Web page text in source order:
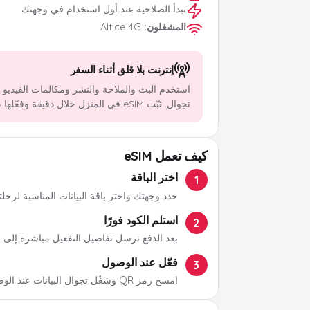
تبدأ الصلاحية عند أول استخدام في وجهتك
المشغلون:
Altice 4G
إنترنت بلا قلق أثناء السفر
استخدم البث والملاحة والنشر ومكالمات
تجوال. ثبّت eSIM في المنزل خلال دقيقة وفعّلها عند الوصول.
كيف تعمل eSIM
1 اختر الباقة
حدد وجهتك واختر باقة البيانات المناسبة
2 استلم الكود فورًا
بعد الدفع نرسل تفاصيل التفعيل مباشرة إلى
3 فعّل عند الوصول
امسح رمز QR وشغّل تجوال البيانات عند الوصول.